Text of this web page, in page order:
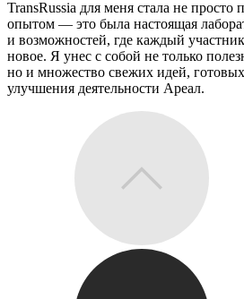
TransRussia для меня стала не просто
опытом — это была настоящая
и возможностей, где каждый
новое. Я унес с собой не только
но и множество свежих идей,
улучшения деятельности Ареал.